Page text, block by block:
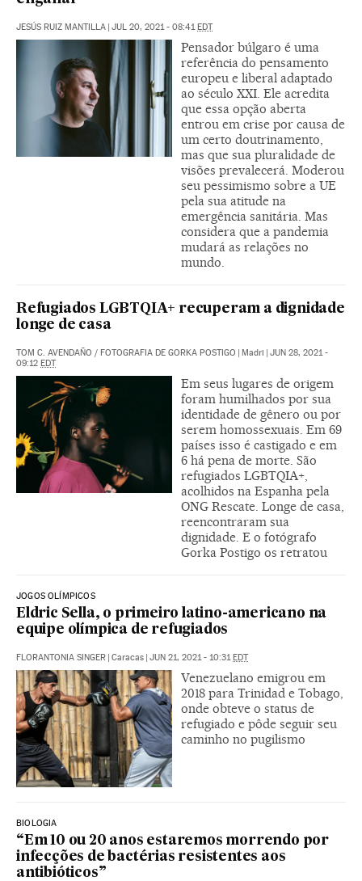
JESÚS RUIZ MANTILLA | JUL 20, 2021 - 08:41EDT
Pensador búlgaro é uma
referência do pensamento
europeu e liberal adaptado
ao século XXI. Ele acredita
que essa opção aberta
entrou em crise por causa de
um certo doutrinamento,
mas que sua pluralidade de
visões prevalecerá. Moderou
seu pessimismo sobre a UE
pela sua atitude na
emergência sanitária. Mas
considera que a pandemia
mudará as relações no
mundo.
Refugiados LGBTQIA+ recuperam a dignidade
longe de casa
TOM C. AVENDAÑO / FOTOGRAFIA DE GORKA POSTIGO | Madri | JUN 28, 2021 -
09:12 EDT
Em seus lugares de origem
foram humilhados por sua
identidade de gênero ou por
serem homossexuais. Em 69
países isso é castigado e em
6 há pena de morte. São
refugiados LGBTQIA+,
acolhidos na Espanha pela
ONG Rescate. Longe de casa,
reencontraram sua
dignidade. E o fotógrafo
Gorka Postigo os retratou
JOGOS OLÍMPICOS
Eldric Sella, o primeiro latino-americano na
equipe olímpica de refugiados
FLORANTONIA SINGER | Caracas | JUN 21, 2021 - 10:31EDT
Venezuelano emigrou em
2018 para Trinidad e Tobago,
onde obteve o status de
refugiado e pôde seguir seu
caminho no pugilismo
BIOLOGIA
“Em 10 ou 20 anos estaremos morrendo por
infecções de bactérias resistentes aos
antibióticos”